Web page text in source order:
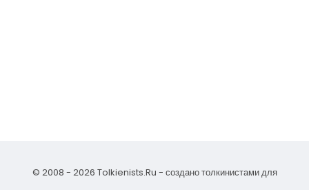
© 2008 - 2026 Tolkienists.Ru - создано толкинистами для